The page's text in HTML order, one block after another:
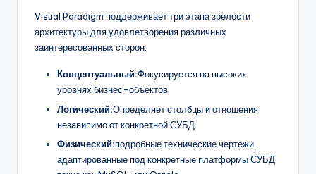
Visual Paradigm поддерживает три этапа зрелости
архитектуры для удовлетворения различных
заинтересованных сторон:
Концептуальный:Фокусируется на высоких
уровнях бизнес-объектов.
Логический:Определяет столбцы и отношения
независимо от конкретной СУБД.
Физический:подробные технические чертежи,
адаптированные под конкретные платформы СУБД,